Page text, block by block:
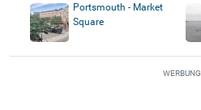
Portsmouth - Market
Square
WERBUNG